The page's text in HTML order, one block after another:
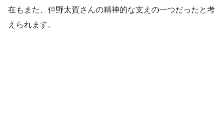
在もまた、仲野太賀さんの精神的な支えの一つだったと考
えられます。